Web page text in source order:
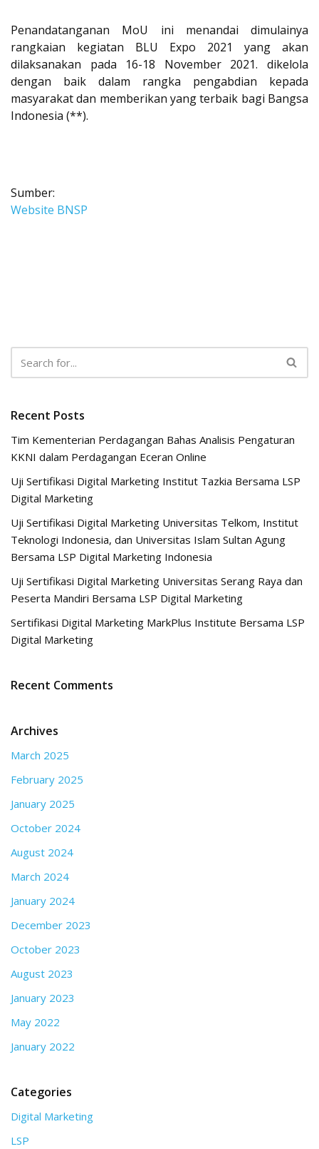
Penandatanganan MoU ini menandai dimulainya
rangkaian kegiatan BLU Expo 2021 yang akan
dilaksanakan pada 16-18 November 2021. dikelola
dengan baik dalam rangka pengabdian kepada
masyarakat dan memberikan yang terbaik bagi Bangsa
Indonesia (**).
Sumber:
Website BNSP
Recent Posts
Tim Kementerian Perdagangan Bahas Analisis Pengaturan
KKNI dalam Perdagangan Eceran Online
Uji Sertifikasi Digital Marketing Institut Tazkia Bersama LSP
Digital Marketing
Uji Sertifikasi Digital Marketing Universitas Telkom, Institut
Teknologi Indonesia, dan Universitas Islam Sultan Agung
Bersama LSP Digital Marketing Indonesia
Uji Sertifikasi Digital Marketing Universitas Serang Raya dan
Peserta Mandiri Bersama LSP Digital Marketing
Sertifikasi Digital Marketing MarkPlus Institute Bersama LSP
Digital Marketing
Recent Comments
Archives
March 2025
February 2025
January 2025
October 2024
August 2024
March 2024
January 2024
December 2023
October 2023
August 2023
January 2023
May 2022
January 2022
Categories
Digital Marketing
LSP